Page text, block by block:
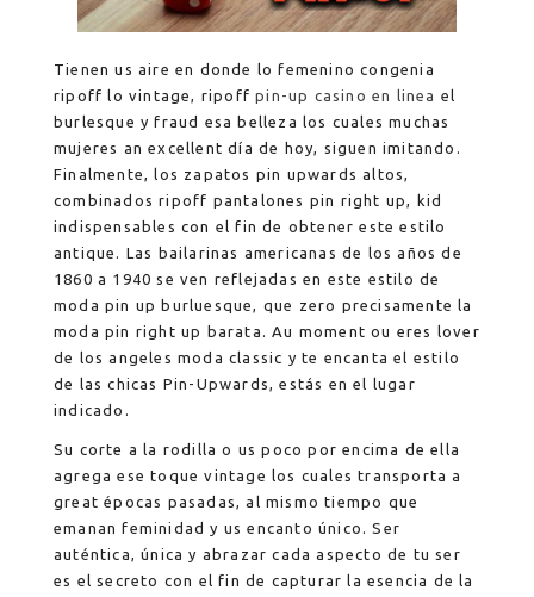
Tienen us aire en donde lo femenino congenia
ripoff lo vintage, ripoffpin-up casino en linea el
burlesque y fraud esa belleza los cuales muchas
mujeres an excellent día de hoy, siguen imitando.
Finalmente, los zapatos pin upwards altos,
combinados ripoff pantalones pin right up, kid
indispensables con el fin de obtener este estilo
antique. Las bailarinas americanas de los años de
1860 a 1940 se ven reflejadas en este estilo de
moda pin up burluesque, que zero precisamente la
moda pin right up barata. Au moment ou eres lover
de los angeles moda classic y te encanta el estilo
de las chicas Pin-Upwards, estás en el lugar
indicado.
Su corte a la rodilla o us poco por encima de ella
agrega ese toque vintage los cuales transporta a
great épocas pasadas, al mismo tiempo que
emanan feminidad y us encanto único. Ser
auténtica, única y abrazar cada aspecto de tu ser
es el secreto con el fin de capturar la esencia de la